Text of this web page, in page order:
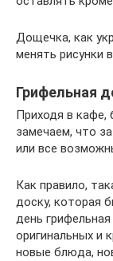
Дощечка, как
менять рисунки
Грифельная
Приходя в
замечаем, что
или все
Как правило,
доску, которая
день
оригинальных и
новые блюда,